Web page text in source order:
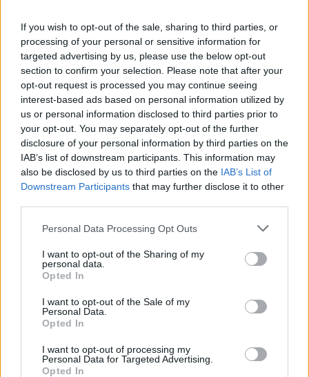
If you wish to opt-out of the sale, sharing to third parties, or
processing of your personal or sensitive information for
targeted advertising by us, please use the below opt-out
section to confirm your selection. Please note that after your
opt-out request is processed you may continue seeing
interest-based ads based on personal information utilized by
us or personal information disclosed to third parties prior to
your opt-out. You may separately opt-out of the further
disclosure of your personal information by third parties on the
IAB’s list of downstream participants. This information may
also be disclosed by us to third parties on the IAB’s List of
Downstream Participants that may further disclose it to other
Please note that this website/app uses one or more Google
not limited to your visit or usage behaviour. You may click to
grant or deny consent to Google and its third-party tags to
use your data for below specified purposes in below Google
consent section.
Personal Data Processing Opt Outs
I want to opt-out of the Sharing of my
personal data.
Opted In
I want to opt-out of the Sale of my
Personal Data.
Opted In
I want to opt-out of processing my
Personal Data for Targeted Advertising.
Opted In
Szolnok
Csendélet 5.0: alig balesetveszélyes lépcső és
remek állapotban levő buszmegálló mutatja, hogy
Ha csak ezeket a képeket látnánk, azt gondolnánk, hogy az
egyik leglepusztultabb balkáni vidéken járunk, de...